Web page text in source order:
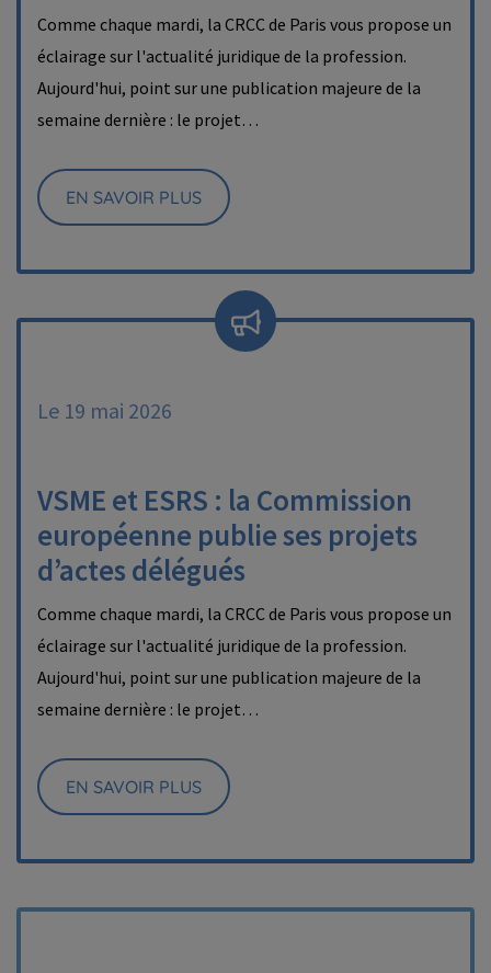
Comme chaque mardi, la CRCC de Paris vous propose un
éclairage sur l'actualité juridique de la profession.
Aujourd'hui, point sur une publication majeure de la
semaine dernière : le projet…
EN SAVOIR PLUS
Le 19 mai 2026
VSME et ESRS : la Commission
européenne publie ses projets
d’actes délégués
Comme chaque mardi, la CRCC de Paris vous propose un
éclairage sur l'actualité juridique de la profession.
Aujourd'hui, point sur une publication majeure de la
semaine dernière : le projet…
EN SAVOIR PLUS